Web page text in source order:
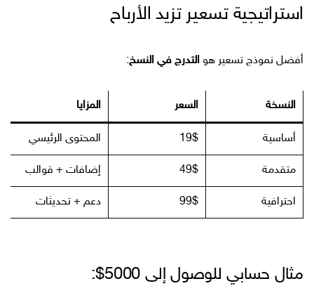
استراتيجية تسعير تزيد الأرباح
أفضل نموذج تسعير هو التدرج في النسخ:
النسخة السعر المزايا
أساسية 19$ المحتوى الرئيسي
متقدمة 49$ إضافات + قوالب
احترافية 99$ دعم + تحديثات
مثال حسابي للوصول إلى 5000$: